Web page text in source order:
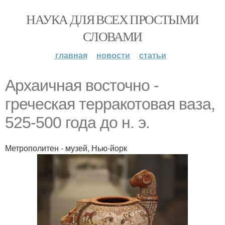
НАУКА ДЛЯ ВСЕХ ПРОСТЫМИ
СЛОВАМИ
главная новости статьи
Архаичная восточно -
греческая терракотовая ваза,
525-500 года до н. э.
Метрополитен - музей, Нью-йорк